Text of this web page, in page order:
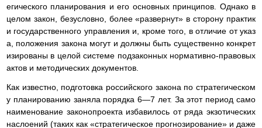
егического планирования и его основных принципов. Однако в
целом закон, безусловно, более «развернут» в сторону практик
и государственного управления и, кроме того, в отличие от указ
а, положения закона могут и должны быть существенно конкрет
изированы в целой системе подзаконных нормативно-правовых
актов и методических документов.
Как известно, подготовка российского закона по стратегическом
у планированию заняла порядка 6—7 лет. За этот период само
наименование законопроекта избавилось от ряда экзотических
наслоений (таких как «стратегическое прогнозирование» и даже